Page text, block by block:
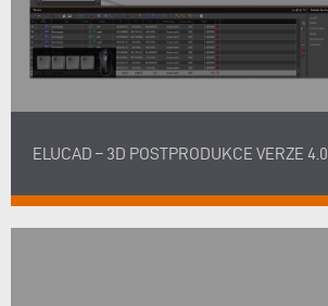
ELUCAD – 3D POSTPRODUKCE VERZE 4.0